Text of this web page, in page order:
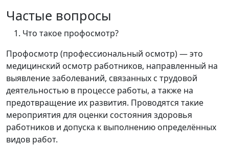
Частые вопросы
Что такое профосмотр?
Профосмотр (профессиональный осмотр) — это
медицинский осмотр работников, направленный на
выявление заболеваний, связанных с трудовой
деятельностью в процессе работы, а также на
предотвращение их развития. Проводятся такие
мероприятия для оценки состояния здоровья
работников и допуска к выполнению определённых
видов работ.